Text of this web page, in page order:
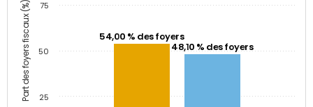
Part des foyers fiscaux (%)
54,00 % des foyers
48,10 % des foyers
25
50
75